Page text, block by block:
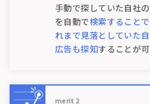
手動で探していた自社
を自動で検索すること
れまで見落としていた
広告も探知することが可
merit 2